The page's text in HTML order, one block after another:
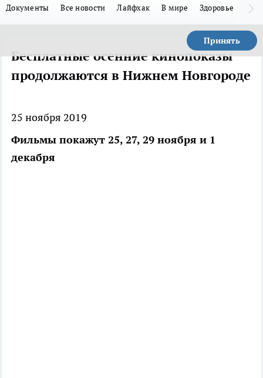
Документы Все новости Лайфхак В мире Здоровье
Принять
Бесплатные осенние кинопоказы
продолжаются в Нижнем Новгороде
25 ноября 2019
Фильмы покажут 25, 27, 29 ноября и 1
декабря